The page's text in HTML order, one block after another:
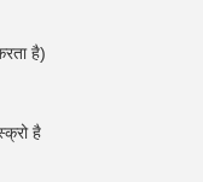
है)
है